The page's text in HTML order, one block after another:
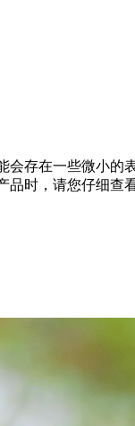
存在一些微小的
时，请您仔细查